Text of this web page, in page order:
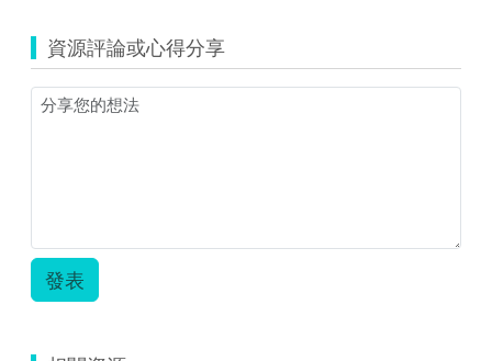
案-
勞
你
資源評論或心得分享
發表